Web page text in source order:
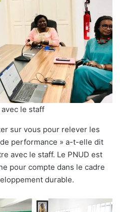
le staff
sur vous pour relever les
performance » a-t-elle dit
avec le staff. Le PNUD est
pour compte dans le cadre
durable.